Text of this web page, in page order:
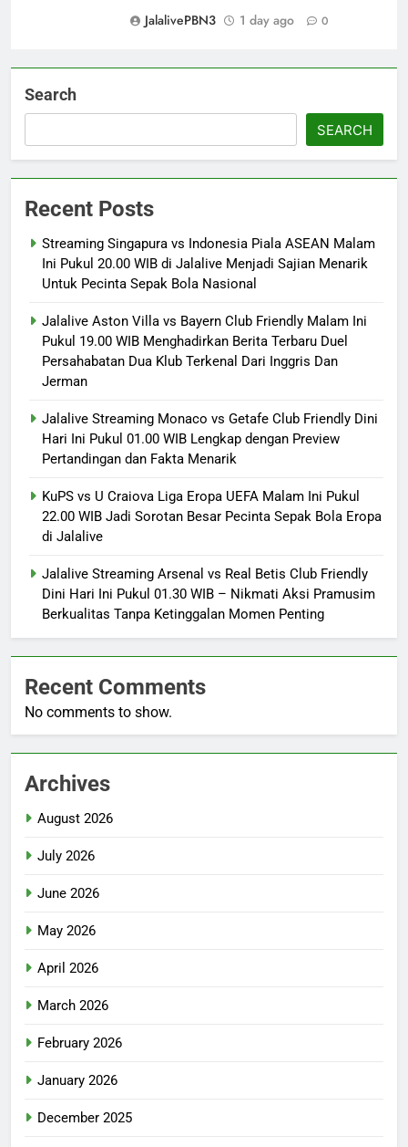
JalalivePBN3
1 day ago 0
Search
SEARCH
Recent Posts
Streaming Singapura vs Indonesia Piala ASEAN Malam
Ini Pukul 20.00 WIB di Jalalive Menjadi Sajian Menarik
Untuk Pecinta Sepak Bola Nasional
Jalalive Aston Villa vs Bayern Club Friendly Malam Ini
Pukul 19.00 WIB Menghadirkan Berita Terbaru Duel
Persahabatan Dua Klub Terkenal Dari Inggris Dan
Jerman
Jalalive Streaming Monaco vs Getafe Club Friendly Dini
Hari Ini Pukul 01.00 WIB Lengkap dengan Preview
Pertandingan dan Fakta Menarik
KuPS vs U Craiova Liga Eropa UEFA Malam Ini Pukul
22.00 WIB Jadi Sorotan Besar Pecinta Sepak Bola Eropa
di Jalalive
Jalalive Streaming Arsenal vs Real Betis Club Friendly
Dini Hari Ini Pukul 01.30 WIB – Nikmati Aksi Pramusim
Berkualitas Tanpa Ketinggalan Momen Penting
Recent Comments
No comments to show.
Archives
August 2026
July 2026
June 2026
May 2026
April 2026
March 2026
February 2026
January 2026
December 2025